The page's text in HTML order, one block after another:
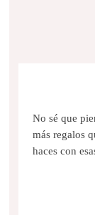
No sé que
más regalos
haces con